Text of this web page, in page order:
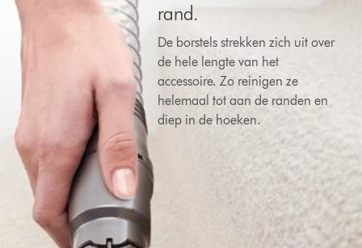
rand.
De borstels strekken zich uit over
de hele lengte van het
accessoire. Zo reinigen ze
helemaal tot aan de randen en
diep in de hoeken.